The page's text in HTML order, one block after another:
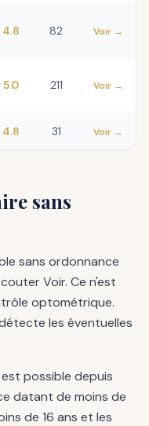
4.8 82 Voir →
5.0 211 Voir →
4.8 31 Voir →
sans
sans ordonnance
Voir. Ce n'est
optométrique.
les éventuelles
possible depuis
datant de moins de
de 16 ans et les